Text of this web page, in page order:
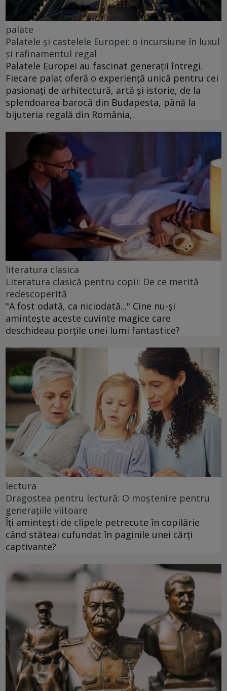
palate
Palatele și castelele Europei: o incursiune în luxul
și rafinamentul regal
Palatele Europei au fascinat generații întregi.
Fiecare palat oferă o experiență unică pentru cei
pasionați de arhitectură, artă și istorie, de la
splendoarea barocă din Budapesta, până la
bijuteria regală din România,.
literatura clasica
Literatura clasică pentru copii: De ce merită
redescoperită
"A fost odată, ca niciodată..." Cine nu-și
amintește aceste cuvinte magice care
deschideau porțile unei lumi fantastice?
lectura
Dragostea pentru lectură: O moștenire pentru
generațiile viitoare
Îți amintești de clipele petrecute în copilărie
când stăteai cufundat în paginile unei cărți
captivante?